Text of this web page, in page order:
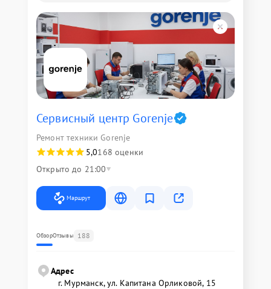
Сервисный центр Gorenje
Ремонт техники Gorenje
5,0168 оценки
Открыто до 21:00
Маршрут
ОбзорОтзывы 188
Адрес
г. Мурманск, ул. Капитана Орликовой, 15